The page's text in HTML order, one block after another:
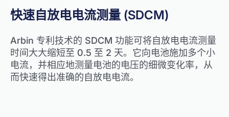
快速自放电电流测量 (SDCM)
Arbin 专利技术的 SDCM 功能可将自放电电流测量
时间大大缩短至 0.5 至 2 天。它向电池施加多个小
电流，并相应地测量电池的电压的细微变化率，从
而快速得出准确的自放电电流。